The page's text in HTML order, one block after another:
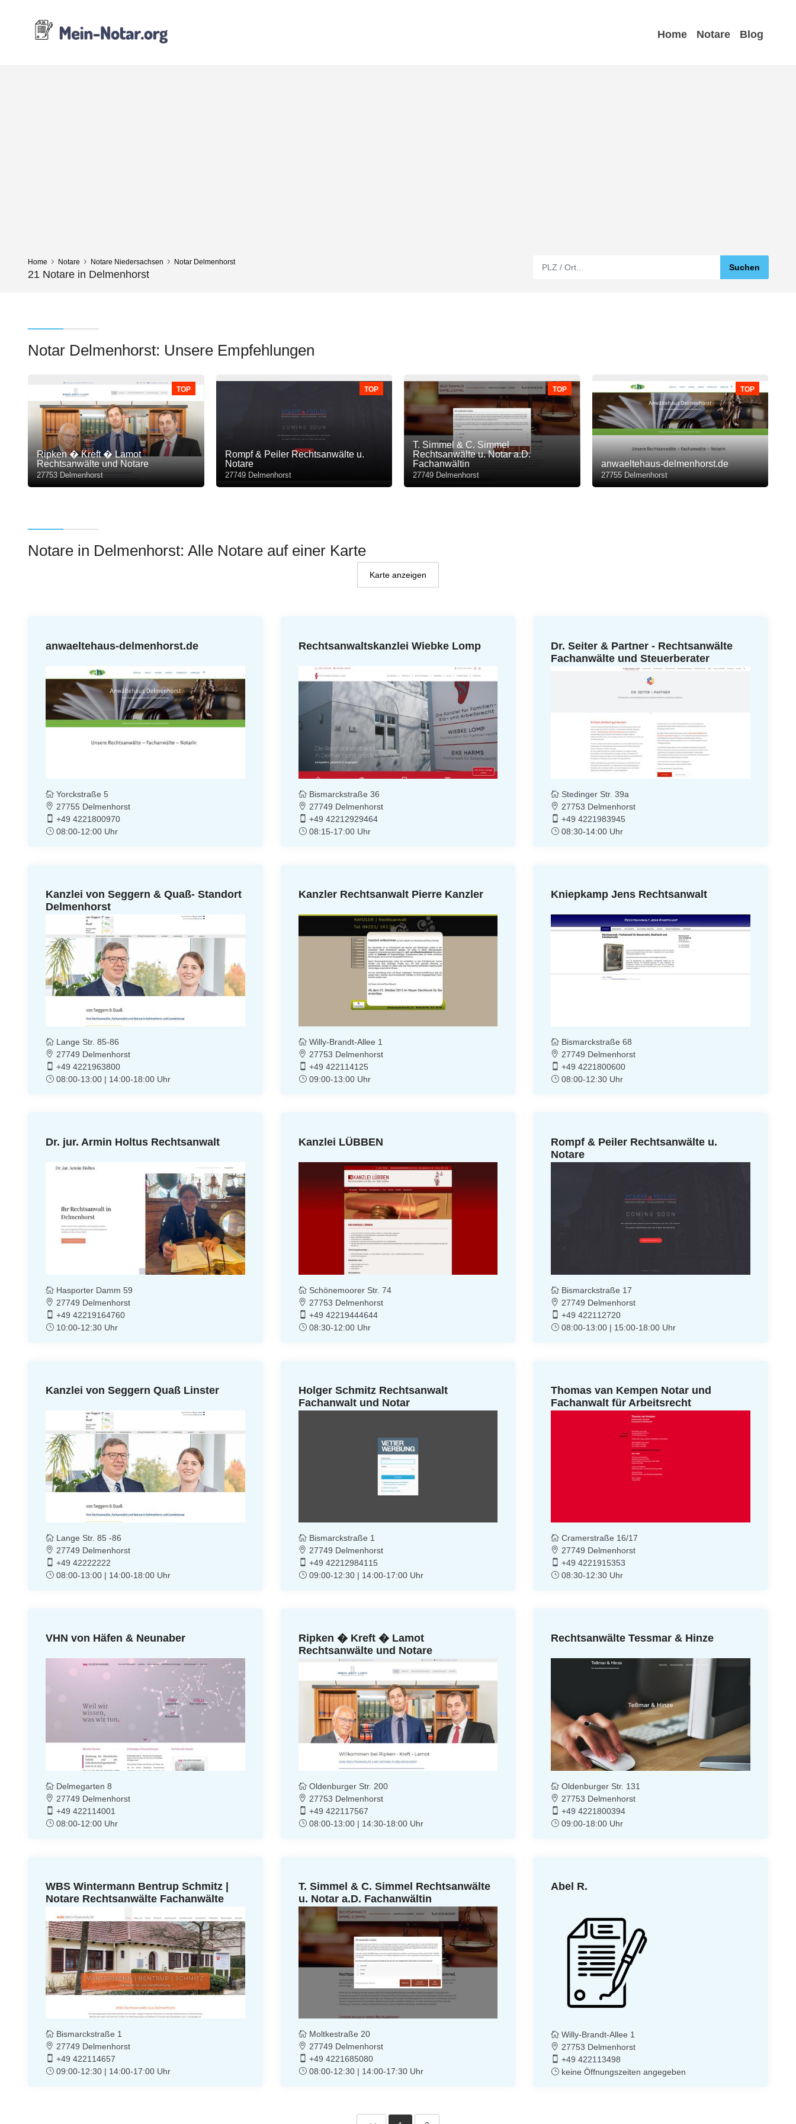
Home Notare Blog
Home Notare Notare Niedersachsen Notar Delmenhorst
21 Notare in Delmenhorst
Notar Delmenhorst: Unsere Empfehlungen
TOP
Ripken � Kreft � Lamot
Rechtsanwälte und Notare
27753 Delmenhorst
TOP
Rompf & Peiler Rechtsanwälte u.
Notare
27749 Delmenhorst
TOP
T. Simmel & C. Simmel
Rechtsanwälte u. Notar a.D.
Fachanwältin
27749 Delmenhorst
TOP
anwaeltehaus-delmenhorst.de
27755 Delmenhorst
Notare in Delmenhorst: Alle Notare auf einer Karte
Karte anzeigen
anwaeltehaus-delmenhorst.de
Yorckstraße 5
27755 Delmenhorst
+49 4221800970
08:00-12:00 Uhr
Rechtsanwaltskanzlei Wiebke Lomp
Bismarckstraße 36
27749 Delmenhorst
+49 42212929464
08:15-17:00 Uhr
Dr. Seiter & Partner - Rechtsanwälte
Fachanwälte und Steuerberater
Stedinger Str. 39a
27753 Delmenhorst
+49 4221983945
08:30-14:00 Uhr
Kanzlei von Seggern & Quaß- Standort
Delmenhorst
Lange Str. 85-86
27749 Delmenhorst
+49 4221963800
08:00-13:00 | 14:00-18:00 Uhr
Kanzler Rechtsanwalt Pierre Kanzler
Willy-Brandt-Allee 1
27753 Delmenhorst
+49 422114125
09:00-13:00 Uhr
Kniepkamp Jens Rechtsanwalt
Bismarckstraße 68
27749 Delmenhorst
+49 4221800600
08:00-12:30 Uhr
Dr. jur. Armin Holtus Rechtsanwalt
Hasporter Damm 59
27749 Delmenhorst
+49 42219164760
10:00-12:30 Uhr
Kanzlei LÜBBEN
Schönemoorer Str. 74
27753 Delmenhorst
+49 42219444644
08:30-12:00 Uhr
Rompf & Peiler Rechtsanwälte u.
Notare
Bismarckstraße 17
27749 Delmenhorst
+49 422112720
08:00-13:00 | 15:00-18:00 Uhr
Kanzlei von Seggern Quaß Linster
Lange Str. 85 -86
27749 Delmenhorst
+49 42222222
08:00-13:00 | 14:00-18:00 Uhr
Holger Schmitz Rechtsanwalt
Fachanwalt und Notar
Bismarckstraße 1
27749 Delmenhorst
+49 42212984115
09:00-12:30 | 14:00-17:00 Uhr
Thomas van Kempen Notar und
Fachanwalt für Arbeitsrecht
Cramerstraße 16/17
27749 Delmenhorst
+49 4221915353
08:30-12:30 Uhr
VHN von Häfen & Neunaber
Delmegarten 8
27749 Delmenhorst
+49 422114001
08:00-12:00 Uhr
Ripken � Kreft � Lamot
Rechtsanwälte und Notare
Oldenburger Str. 200
27753 Delmenhorst
+49 422117567
08:00-13:00 | 14:30-18:00 Uhr
Rechtsanwälte Tessmar & Hinze
Oldenburger Str. 131
27753 Delmenhorst
+49 4221800394
09:00-18:00 Uhr
WBS Wintermann Bentrup Schmitz |
Notare Rechtsanwälte Fachanwälte
Bismarckstraße 1
27749 Delmenhorst
+49 422114657
09:00-12:30 | 14:00-17:00 Uhr
T. Simmel & C. Simmel Rechtsanwälte
u. Notar a.D. Fachanwältin
Moltkestraße 20
27749 Delmenhorst
+49 4221685080
08:00-12:30 | 14:00-17:30 Uhr
Abel R.
Willy-Brandt-Allee 1
27753 Delmenhorst
+49 422113498
keine Öffnungszeiten angegeben